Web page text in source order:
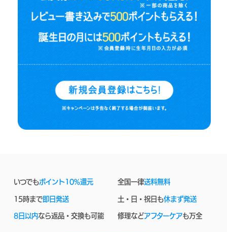
いつでもポイント10%還元 全国一律送料無料
15時まで即日発送 土・日・祝日も休まず発送
8日以内なら返品・交換も可能 修理などアフターケアも万全